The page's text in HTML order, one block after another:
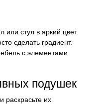
или стул в яркий цвет.
сделать градиент.
с элементами
подушек
раскрасьте их